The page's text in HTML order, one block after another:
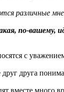
различные
по-вашему,
с
друг друга
вместе много